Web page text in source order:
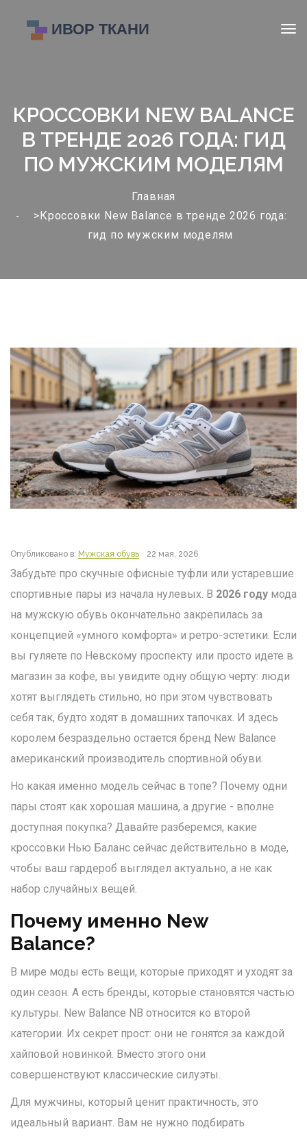
КРОССОВКИ NEW BALANCE
В ТРЕНДЕ 2026 ГОДА: ГИД
ПО МУЖСКИМ МОДЕЛЯМ
Главная
>Кроссовки New Balance в тренде 2026 года:
гид по мужским моделям
Опубликовано в: Мужская обувь 22 мая, 2026
Забудьте про скучные офисные туфли или устаревшие
спортивные пары из начала нулевых. В 2026 году мода
на мужскую обувь окончательно закрепилась за
концепцией «умного комфорта» и ретро-эстетики. Если
вы гуляете по Невскому проспекту или просто идете в
магазин за кофе, вы увидите одну общую черту: люди
хотят выглядеть стильно, но при этом чувствовать
себя так, будто ходят в домашних тапочках. И здесь
королем безраздельно остается бренд New Balance
американский производитель спортивной обуви.
Но какая именно модель сейчас в топе? Почему одни
пары стоят как хорошая машина, а другие - вполне
доступная покупка? Давайте разберемся, какие
кроссовки Нью Баланс сейчас действительно в моде,
чтобы ваш гардероб выглядел актуально, а не как
набор случайных вещей.
Почему именно New
Balance?
В мире моды есть вещи, которые приходят и уходят за
один сезон. А есть бренды, которые становятся частью
культуры. New Balance NB относится ко второй
категории. Их секрет прост: они не гонятся за каждой
хайповой новинкой. Вместо этого они
совершенствуют классические силуэты.
Для мужчины, который ценит практичность, это
идеальный вариант. Вам не нужно подбирать